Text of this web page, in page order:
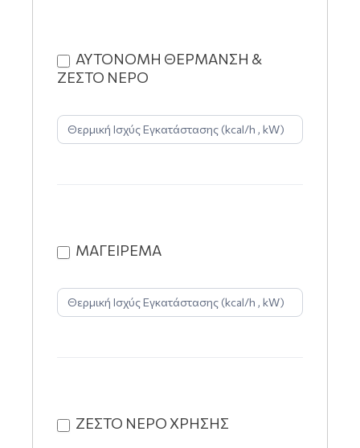
ΑΥΤΟΝΟΜΗ ΘΕΡΜΑΝΣΗ &
ΖΕΣΤΟ ΝΕΡΟ
ΜΑΓΕΙΡΕΜΑ
ΖΕΣΤΟ ΝΕΡΟ ΧΡΗΣΗΣ